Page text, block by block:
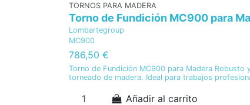
TORNOS PARA MADERA
Torno de Fundición MC900 para
Lombartegroup
MC900
786,50 €
Torno de Fundición MC900 para Madera
torneado de madera. Ideal para trabajos
Añadir al carrito